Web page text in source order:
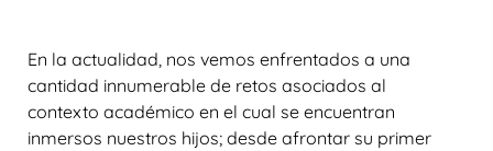
En la actualidad, nos vemos enfrentados a una
cantidad innumerable de retos asociados al
contexto académico en el cual se encuentran
inmersos nuestros hijos; desde afrontar su primer